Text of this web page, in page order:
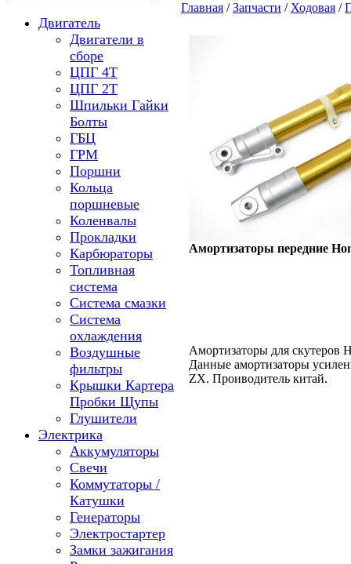
Двигатель
Двигатели в
сборе
ЦПГ 4Т
ЦПГ 2Т
Шпильки Гайки
Болты
ГБЦ
ГРМ
Поршни
Кольца
поршневые
Коленвалы
Прокладки
Карбюраторы
Топливная
система
Система смазки
Система
охлаждения
Воздушные
фильтры
Крышки Картера
Пробки Щупы
Глушители
Электрика
Аккумуляторы
Свечи
Коммутаторы /
Катушки
Генераторы
Электростартер
Замки зажигания
Главная /Запчасти / Ходовая /
Амортизаторы передние
Амортизаторы для скутеров
Данные амортизаторы
ZX. Проиводитель китай.